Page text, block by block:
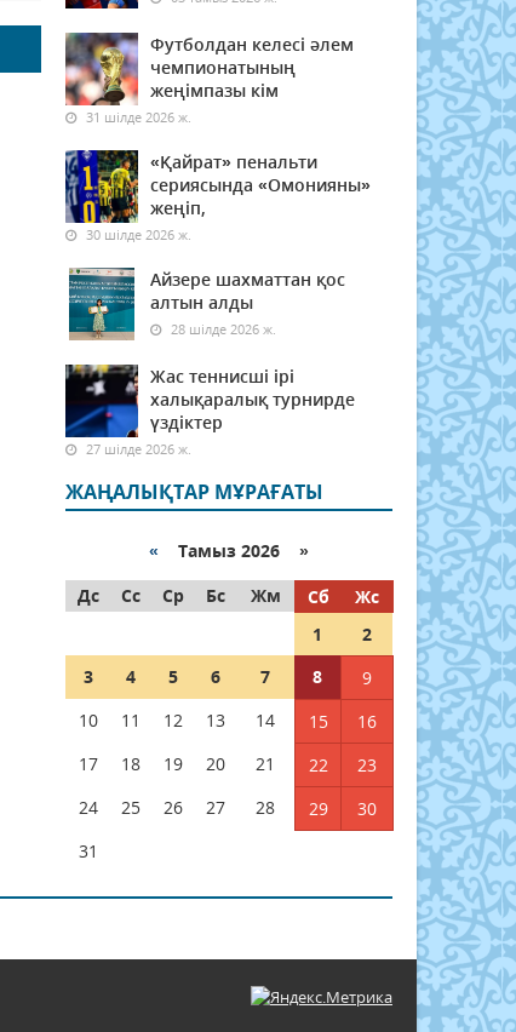
Футболдан келесі әлем
чемпионатының
жеңімпазы кім
31 шілде 2026 ж.
«Қайрат» пенальти
сериясында «Омонияны»
жеңіп,
30 шілде 2026 ж.
Айзере шахматтан қос
алтын алды
28 шілде 2026 ж.
Жас теннисші ірі
халықаралық турнирде
үздіктер
27 шілде 2026 ж.
ЖАҢАЛЫҚТАР МҰРАҒАТЫ
« Тамыз 2026 »
Дс
Сс Ср Бс Жм Сб
Жс
1
2
3
4 5 6 7 8
9
10
11 12 13 14 15
16
17
18 19 20 21 22
23
24
25 26 27 28 29
30
31